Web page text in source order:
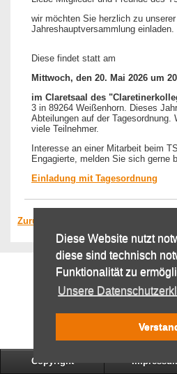
Diese Website nutzt
diese sind technisch
Funktionalität zu
Unsere
wir möchten Sie herzlich zu unserer
Jahreshauptversammlung einladen.
Diese findet statt am
Mittwoch, den 20. Mai 2026 um
im Claretsaal des
3 in 89264 Weißenhorn. Dieses
Abteilungen auf der Tagesordnung.
viele Teilnehmer.
Interesse an einer Mitarbeit beim
Engagierte, melden Sie sich gerne
Einladung mit Tagesordnung
Zurück
Copyright